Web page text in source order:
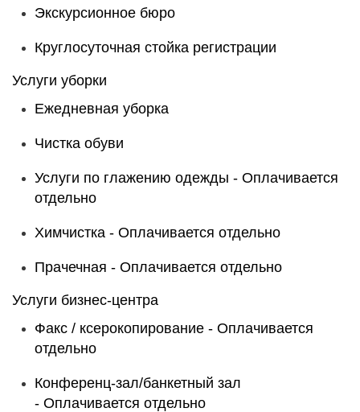
Экскурсионное бюро
Круглосуточная стойка регистрации
Услуги уборки
Ежедневная уборка
Чистка обуви
Услуги по глажению одежды - Оплачивается
отдельно
Химчистка - Оплачивается отдельно
Прачечная - Оплачивается отдельно
Услуги бизнес-центра
Факс / ксерокопирование - Оплачивается
отдельно
Конференц-зал/банкетный зал
- Оплачивается отдельно